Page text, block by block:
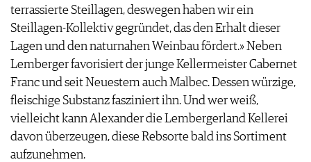
terrassierte Steillagen, deswegen haben wir ein
Steillagen-Kollektiv gegründet, das den Erhalt dieser
Lagen und den naturnahen Weinbau fördert.» Neben
Lemberger favorisiert der junge Kellermeister Cabernet
Franc und seit Neuestem auch Malbec. Dessen würzige,
fleischige Substanz fasziniert ihn. Und wer weiß,
vielleicht kann Alexander die Lembergerland Kellerei
davon überzeugen, diese Rebsorte bald ins Sortiment
aufzunehmen.